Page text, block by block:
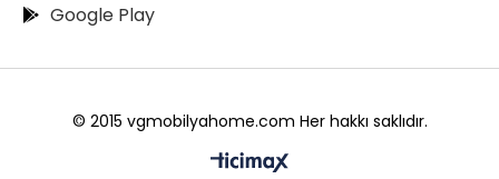
Google Play
© 2015 vgmobilyahome.com Her hakkı saklıdır.